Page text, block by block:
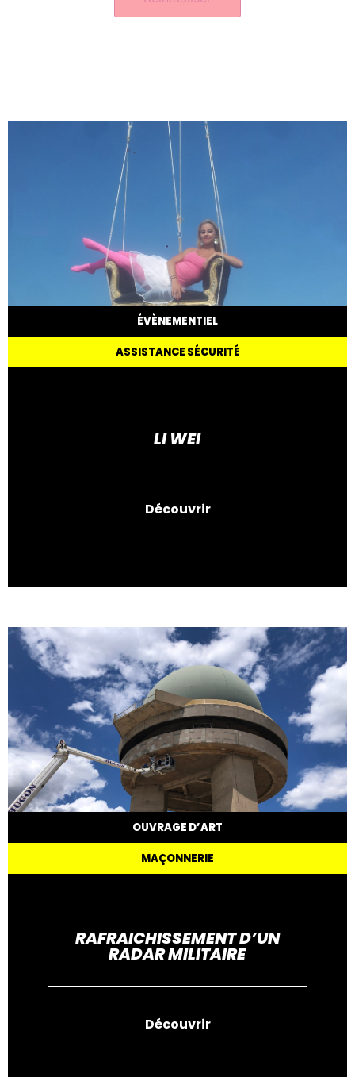
ÉVÈNEMENTIEL
ASSISTANCE SÉCURITÉ
LI WEI
Découvrir
OUVRAGE D’ART
MAÇONNERIE
RAFRAICHISSEMENT D’UN
RADAR MILITAIRE
Découvrir